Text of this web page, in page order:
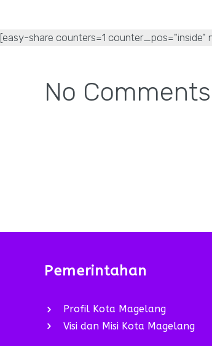
[easy-share counters=1
No Comments
Pemerintahan
Profil Kota Magelang
Visi dan Misi Kota Magelang